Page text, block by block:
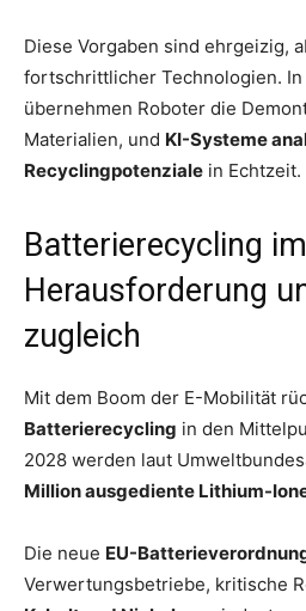
Diese Vorgaben sind ehrgeizig,
fortschrittlicher Technologien. In
übernehmen Roboter die
Materialien, und KI-Systeme
Recyclingpotenziale in Echtzeit.
Batterierecycling
Herausforderung
zugleich
Mit dem Boom der E-Mobilität
Batterierecycling in den
2028 werden laut
Million ausgediente Lithium-
Die neue EU-
Verwertungsbetriebe, kritische